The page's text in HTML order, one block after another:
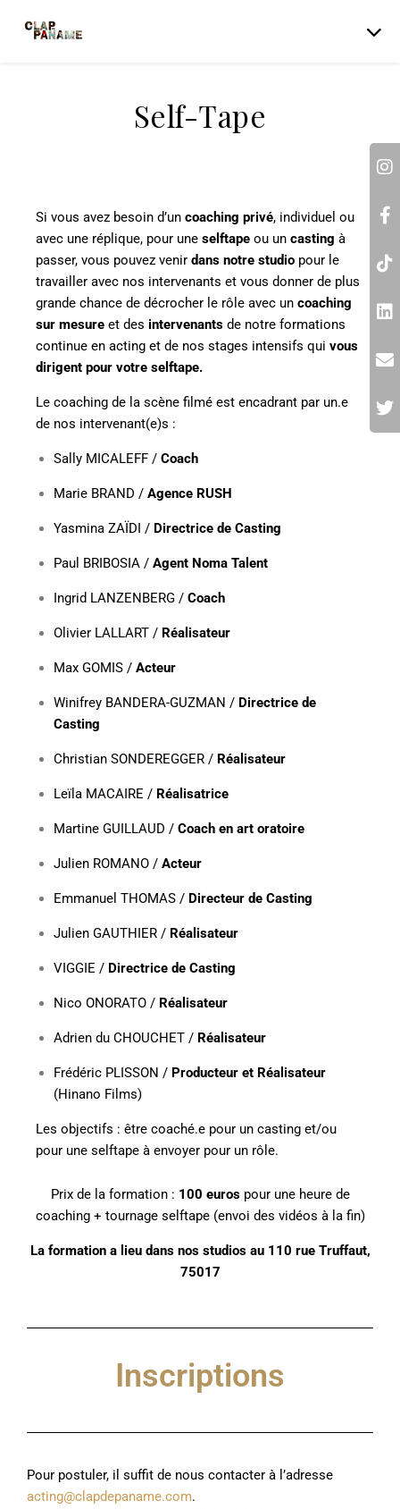
Self-Tape
Si vous avez besoin d’un coaching privé, individuel ou
avec une réplique, pour une selftape ou un casting à
passer, vous pouvez venir dans notre studio pour le
travailler avec nos intervenants et vous donner de plus
grande chance de décrocher le rôle avec un coaching
sur mesure et des intervenants de notre formations
continue en acting et de nos stages intensifs qui vous
dirigent pour votre selftape.
Le coaching de la scène filmé est encadrant par un.e
de nos intervenant(e)s :
Sally MICALEFF / Coach
Marie BRAND / Agence RUSH
Yasmina ZAÏDI / Directrice de Casting
Paul BRIBOSIA / Agent Noma Talent
Ingrid LANZENBERG / Coach
Olivier LALLART / Réalisateur
Max GOMIS / Acteur
Winifrey BANDERA-GUZMAN / Directrice de
Casting
Christian SONDEREGGER / Réalisateur
Leïla MACAIRE / Réalisatrice
Martine GUILLAUD / Coach en art oratoire
Julien ROMANO / Acteur
Emmanuel THOMAS / Directeur de Casting
Julien GAUTHIER / Réalisateur
VIGGIE / Directrice de Casting
Nico ONORATO / Réalisateur
Adrien du CHOUCHET / Réalisateur
Frédéric PLISSON / Producteur et Réalisateur
(Hinano Films)
Les objectifs : être coaché.e pour un casting et/ou
pour une selftape à envoyer pour un rôle.
Prix de la formation : 100 euros pour une heure de
coaching + tournage selftape (envoi des vidéos à la fin)
La formation a lieu dans nos studios au 110 rue Truffaut,
75017
Inscriptions
Pour postuler, il suffit de nous contacter à l’adresse
acting@clapdepaname.com.